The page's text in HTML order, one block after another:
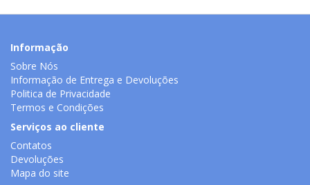
Informação
Sobre Nós
Informação de Entrega e Devoluções
Politica de Privacidade
Termos e Condições
Serviços ao cliente
Contatos
Devoluções
Mapa do site